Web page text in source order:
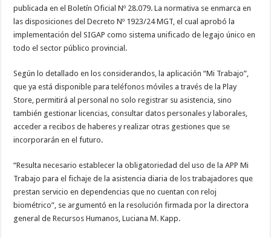
publicada en el Boletín Oficial Nº 28.079. La normativa se enmarca en
las disposiciones del Decreto Nº 1923/24 MGT, el cual aprobó la
implementación del SIGAP como sistema unificado de legajo único en
todo el sector público provincial.
Según lo detallado en los considerandos, la aplicación “Mi Trabajo”,
que ya está disponible para teléfonos móviles a través de la Play
Store, permitirá al personal no solo registrar su asistencia, sino
también gestionar licencias, consultar datos personales y laborales,
acceder a recibos de haberes y realizar otras gestiones que se
incorporarán en el futuro.
“Resulta necesario establecer la obligatoriedad del uso de la APP Mi
Trabajo para el fichaje de la asistencia diaria de los trabajadores que
prestan servicio en dependencias que no cuentan con reloj
biométrico”, se argumentó en la resolución firmada por la directora
general de Recursos Humanos, Luciana M. Kapp.